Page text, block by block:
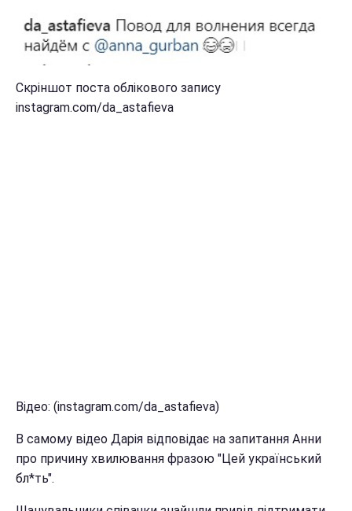
Скріншот поста облікового запису
instagram.com/da_astafieva
Відео: (instagram.com/da_astafieva)
В самому відео Дарія відповідає на запитання Анни
про причину хвилювання фразою "Цей український
бл*ть".